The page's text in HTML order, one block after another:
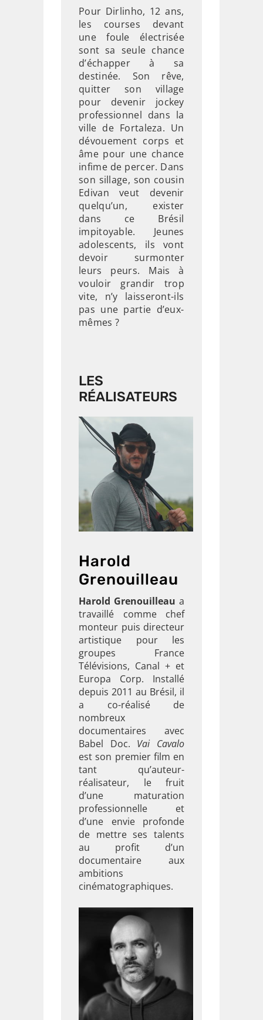
Pour Dirlinho, 12 ans,
les courses devant
une foule électrisée
sont sa seule chance
d’échapper à sa
destinée. Son rêve,
quitter son village
pour devenir jockey
professionnel dans la
ville de Fortaleza. Un
dévouement corps et
âme pour une chance
infime de percer. Dans
son sillage, son cousin
Edivan veut devenir
quelqu’un, exister
dans ce Brésil
impitoyable. Jeunes
adolescents, ils vont
devoir surmonter
leurs peurs. Mais à
vouloir grandir trop
vite, n’y laisseront-ils
pas une partie d’eux-
mêmes ?
LES
RÉALISATEURS
Harold
Grenouilleau
Harold Grenouilleau a
travaillé comme chef
monteur puis directeur
artistique pour les
groupes France
Télévisions, Canal + et
Europa Corp. Installé
depuis 2011 au Brésil, il
a co-réalisé de
nombreux
documentaires avec
Babel Doc. Vai Cavalo
est son premier film en
tant qu’auteur-
réalisateur, le fruit
d’une maturation
professionnelle et
d’une envie profonde
de mettre ses talents
au profit d’un
documentaire aux
ambitions
cinématographiques.